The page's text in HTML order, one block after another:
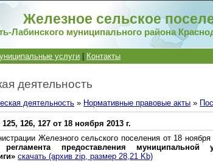
Железное сельское
Лабинского муниципального района
услуги Контакты
деятельность
деятельность » Нормативные правовые акты »
126, 127 от 18 ноября 2013 г.
Железного сельского поселения от 18
регламента предоставления
скачать (архив zip, размер 28,21 Kb)